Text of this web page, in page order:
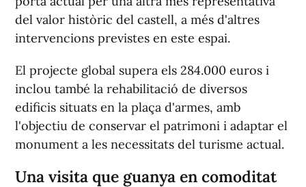
del valor històric del castell, a més d'altres
intervencions previstes en este espai.
El projecte global supera els 284.000 euros i
inclou també la rehabilitació de diversos
edificis situats en la plaça d'armes, amb
l'objectiu de conservar el patrimoni i adaptar el
monument a les necessitats del turisme actual.
Una visita que guanya en comoditat